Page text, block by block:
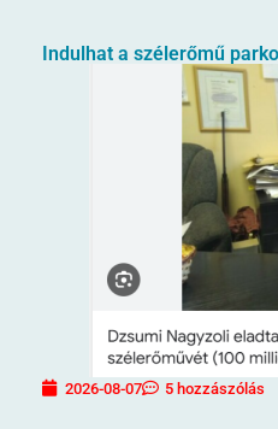
Indulhat a szélerőmű
2026-08-07 5 hozzászólás